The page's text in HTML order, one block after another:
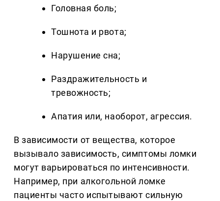
Головная боль;
Тошнота и рвота;
Нарушение сна;
Раздражительность и
тревожность;
Апатия или, наоборот, агрессия.
В зависимости от вещества, которое
вызывало зависимость, симптомы ломки
могут варьироваться по интенсивности.
Например, при алкогольной ломке
пациенты часто испытывают сильную